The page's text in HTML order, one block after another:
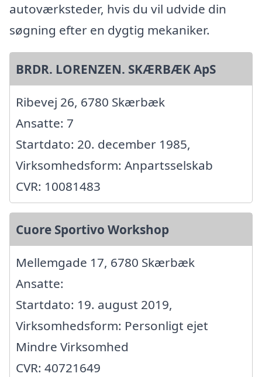
autoværksteder, hvis du vil udvide din
søgning efter en dygtig mekaniker.
BRDR. LORENZEN. SKÆRBÆK ApS
Ribevej 26, 6780 Skærbæk
Ansatte: 7
Startdato: 20. december 1985,
Virksomhedsform: Anpartsselskab
CVR: 10081483
Cuore Sportivo Workshop
Mellemgade 17, 6780 Skærbæk
Ansatte:
Startdato: 19. august 2019,
Virksomhedsform: Personligt ejet
Mindre Virksomhed
CVR: 40721649